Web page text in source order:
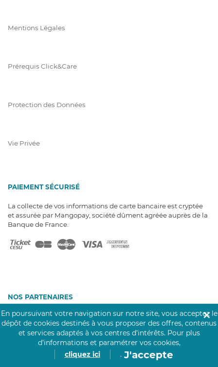
Mentions Légales
Prérequis Click&Care
Protection des Données
Vie Privée
PAIEMENT SÉCURISÉ
La collecte de vos informations de carte bancaire est cryptée
et assurée par Mangopay, société dûment agréée auprès de la
Banque de France.
NOS PARTENAIRES
Click&Care est soutenu par les Groupes
Caisse des Dépôts et MAIF.
En poursuivant votre navigation sur notre site, vous acceptez le
dépôt de cookies destinés à vous proposer des offres, contenus
et services adaptés à vos centres d’intérêts. Pour plus
d’informations et paramétrer vos cookies,
cliquez ici
. J'accepte
✕